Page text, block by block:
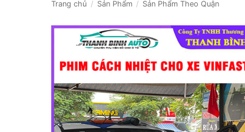
Trang chủ / Sản Phẩm / Sản Phẩm Theo Quận